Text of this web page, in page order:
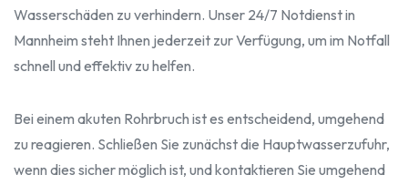
Wasserschäden zu verhindern. Unser 24/7 Notdienst in
Mannheim steht Ihnen jederzeit zur Verfügung, um im Notfall
schnell und effektiv zu helfen.
Bei einem akuten Rohrbruch ist es entscheidend, umgehend
zu reagieren. Schließen Sie zunächst die Hauptwasserzufuhr,
wenn dies sicher möglich ist, und kontaktieren Sie umgehend